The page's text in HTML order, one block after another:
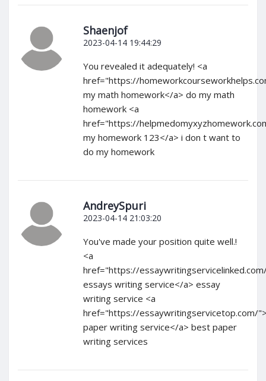
Shaenjof
2023-04-14 19:44:29
You revealed it adequately! <a
href="https://
my math homework</a> do my math
homework <a
href="https://
my homework 123</a> i don t want to
do my homework
AndreySpuri
2023-04-14 21:03:20
You've made your position quite well.!
<a
href="https://
essays writing service</a> essay
writing service <a
href="https://essaywritingservicetop.com/
paper writing service</a> best paper
writing services